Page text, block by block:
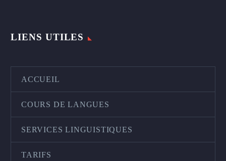
LIENS UTILES
ACCUEIL
COURS DE LANGUES
SERVICES LINGUISTIQUES
TARIFS